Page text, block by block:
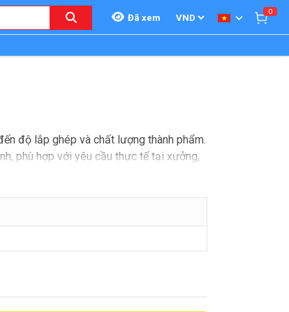
Đã xem
0
độ lắp ghép và chất lượng thành phẩm.
phù hợp với yêu cầu thực tế tại xưởng,
xác cao. Bên cạnh các phiên bản
nguồn pin.